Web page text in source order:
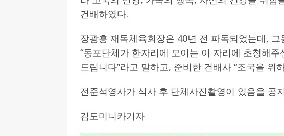
건배하였다.
장광흥 재독체육회장은 40년 전 파독되었는데,
“동포단체가 한자리에 모이는 이 자리에 초청해
드립니다”라고 말하고, 준비한 건배사 “조국을 위
전준석영사가 식사 후 단체사진촬영이 있음을 공
김도미니카기자